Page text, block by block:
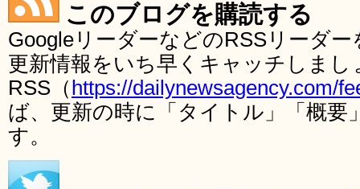
このブログを購読する
GoogleリーダーなどのRSSリーダ
更新情報をいち早くキャッチしま
RSS（ https://dailynewsagency.com/
ば、更新の時に「タイトル」「概要
す。